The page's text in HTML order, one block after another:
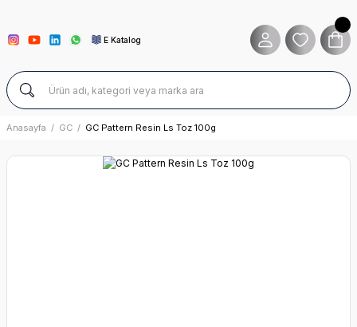
E Katalog
Anasayfa GC GC Pattern Resin Ls Toz 100g